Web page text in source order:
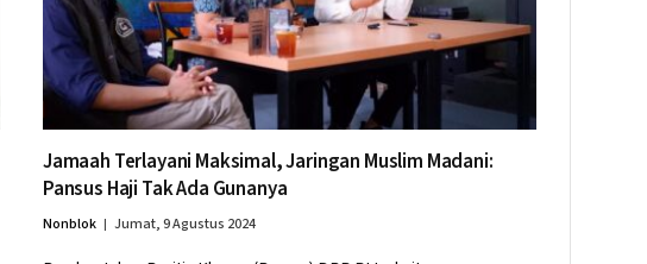
Jamaah Terlayani Maksimal, Jaringan Muslim Madani:
Pansus Haji Tak Ada Gunanya
Nonblok Jumat, 9 Agustus 2024